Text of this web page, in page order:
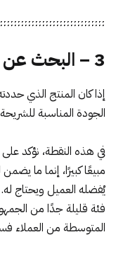
3 – البحث عن أفضل الموردين للمنتجات
إذا كان المنتج الذي
الجودة المناسبة
في هذه النقطة، نؤكد
مبيعًا كبيرًا، إنما ما
يُفضله العميل ويحتاج
فئة قليلة جدًا من
المتوسطة من العملاء